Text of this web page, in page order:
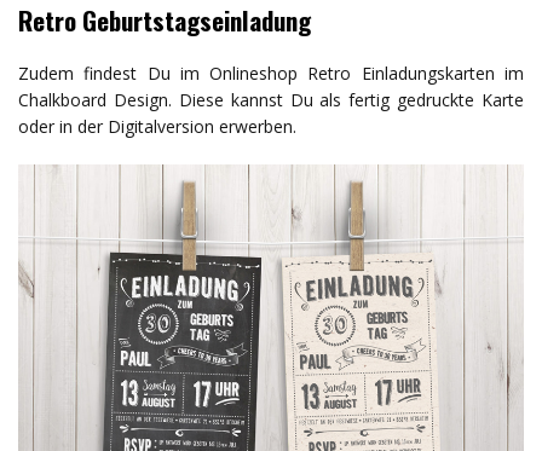
Retro Geburtstagseinladung
Zudem findest Du im Onlineshop Retro Einladungskarten im
Chalkboard Design. Diese kannst Du als fertig gedruckte Karte
oder in der Digitalversion erwerben.